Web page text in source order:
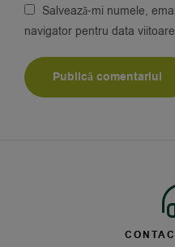
Salvează-mi numele,
navigator pentru data